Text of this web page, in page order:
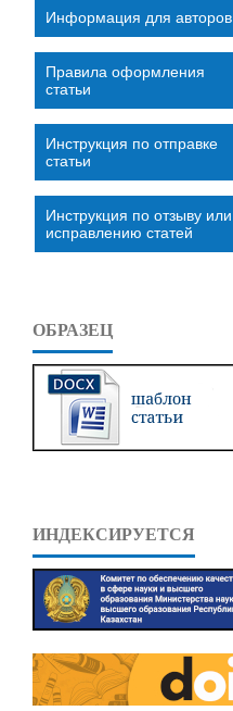
Информация для авторов
Правила оформления
статьи
Инструкция по отправке
статьи
Инструкция по отзыву или
исправлению статей
ОБРАЗЕЦ
ИНДЕКСИРУЕТСЯ